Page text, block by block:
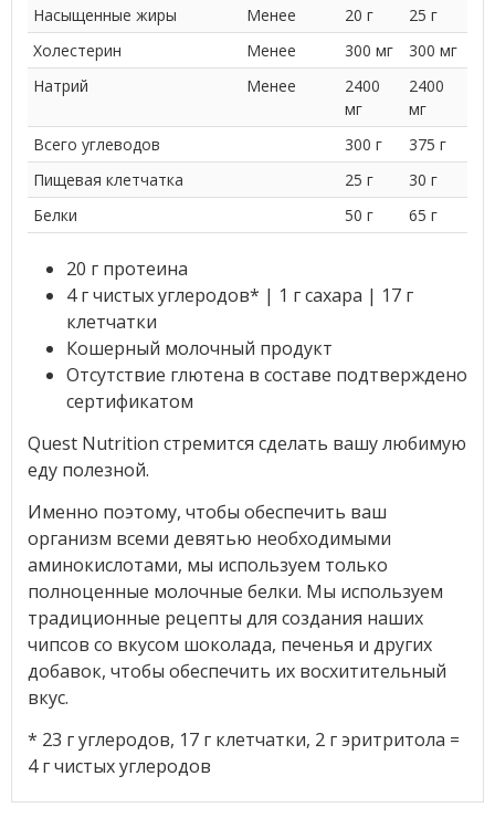
Насыщенные жиры
Менее 20 г
25 г
Холестерин
Менее 300 мг
300 мг
Натрий
Менее
2400
мг
2400
мг
Всего углеводов
300 г
375 г
Пищевая клетчатка
25 г
30 г
Белки
50 г 65 г
20 г протеина
4 г чистых углеродов* | 1 г сахара | 17 г
клетчатки
Кошерный молочный продукт
Отсутствие глютена в составе подтверждено
сертификатом
Quest Nutrition стремится сделать вашу любимую
еду полезной.
Именно поэтому, чтобы обеспечить ваш
организм всеми девятью необходимыми
аминокислотами, мы используем только
полноценные молочные белки. Мы используем
традиционные рецепты для создания наших
чипсов со вкусом шоколада, печенья и других
добавок, чтобы обеспечить их восхитительный
вкус.
* 23 г углеродов, 17 г клетчатки, 2 г эритритола =
4 г чистых углеродов